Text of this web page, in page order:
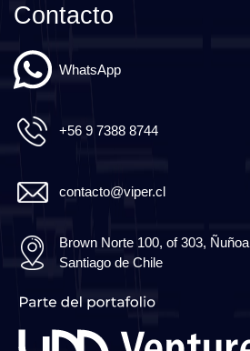
Contacto
WhatsApp
+56 9 7388 8744
contacto@viper.cl
Brown Norte 100, of 303, Ñuñoa
Santiago de Chile